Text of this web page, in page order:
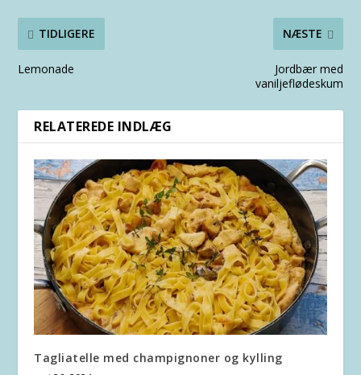
TIDLIGERE
Lemonade
NÆSTE
Jordbær med
vaniljeflødeskum
RELATEREDE INDLÆG
Tagliatelle med champignoner og kylling